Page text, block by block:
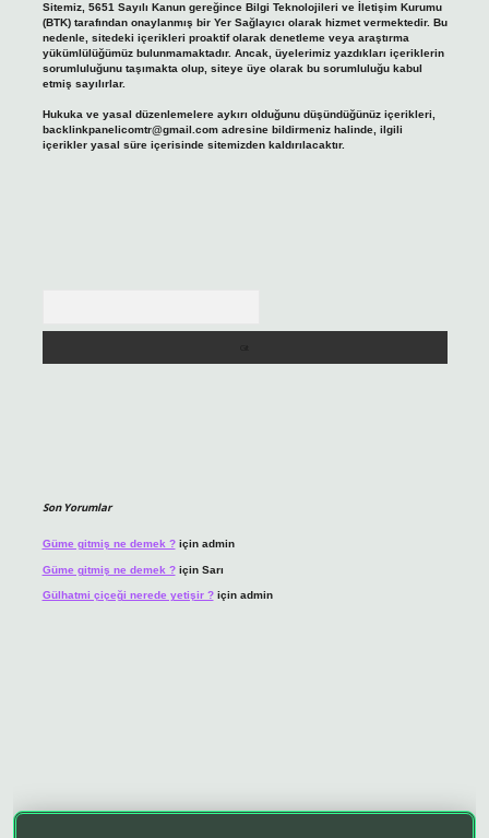
Sitemiz, 5651 Sayılı Kanun gereğince Bilgi Teknolojileri ve İletişim Kurumu
(BTK) tarafından onaylanmış bir Yer Sağlayıcı olarak hizmet vermektedir. Bu
nedenle, sitedeki içerikleri proaktif olarak denetleme veya araştırma
yükümlülüğümüz bulunmamaktadır. Ancak, üyelerimiz yazdıkları içeriklerin
sorumluluğunu taşımakta olup, siteye üye olarak bu sorumluluğu kabul
etmiş sayılırlar.
Hukuka ve yasal düzenlemelere aykırı olduğunu düşündüğünüz içerikleri,
backlinkpanelicomtr@gmail.comadresine bildirmeniz halinde, ilgili
içerikler yasal süre içerisinde sitemizden kaldırılacaktır.
Son Yorumlar
Güme gitmiş ne demek ?için admin
Güme gitmiş ne demek ?için Sarı
Gülhatmi çiçeği nerede yetişir ?için admin